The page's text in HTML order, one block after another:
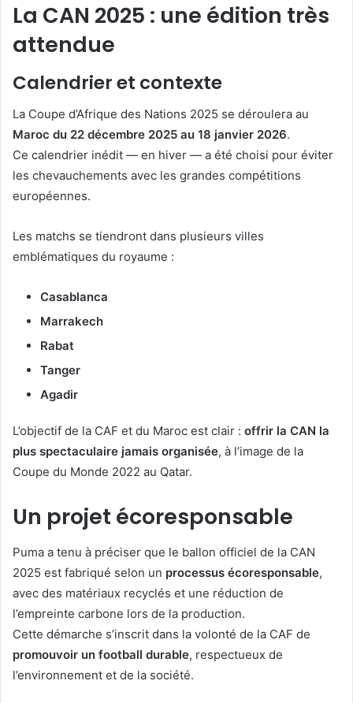
La CAN 2025 : une édition très
attendue
Calendrier et contexte
La Coupe d’Afrique des Nations 2025 se déroulera au
Maroc du 22 décembre 2025 au 18 janvier 2026.
Ce calendrier inédit — en hiver — a été choisi pour éviter
les chevauchements avec les grandes compétitions
européennes.
Les matchs se tiendront dans plusieurs villes
emblématiques du royaume :
Casablanca
Marrakech
Rabat
Tanger
Agadir
L’objectif de la CAF et du Maroc est clair : offrir la CAN la
plus spectaculaire jamais organisée, à l’image de la
Coupe du Monde 2022 au Qatar.
Un projet écoresponsable
Puma a tenu à préciser que le ballon officiel de la CAN
2025 est fabriqué selon un processus écoresponsable,
avec des matériaux recyclés et une réduction de
l’empreinte carbone lors de la production.
Cette démarche s’inscrit dans la volonté de la CAF de
promouvoir un football durable, respectueux de
l’environnement et de la société.